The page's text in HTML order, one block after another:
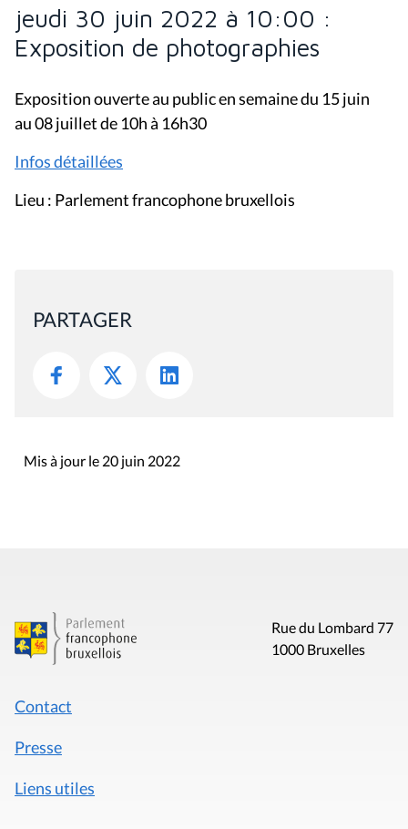
jeudi 30 juin 2022 à 10:00 :
Exposition de photographies
Exposition ouverte au public en semaine du 15 juin
au 08 juillet de 10h à 16h30
Infos détaillées
Lieu : Parlement francophone bruxellois
PARTAGER
Mis à jour le 20 juin 2022
Rue du Lombard 77
1000 Bruxelles
Contact
Presse
Liens utiles